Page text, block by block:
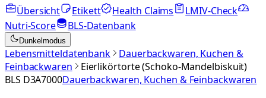
Übersicht
Etikett Health Claims
LMIV-Check
Nutri-Score
BLS-Datenbank
Dunkelmodus
Lebensmitteldatenbank
Dauerbackwaren, Kuchen &
Feinbackwaren
Eierlikörtorte (Schoko-Mandelbiskuit)
BLS D3A7000Dauerbackwaren, Kuchen & Feinbackwaren